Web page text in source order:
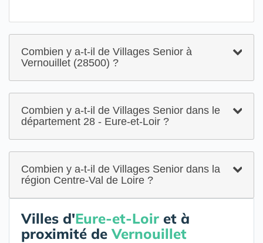
Combien y a-t-il de Villages Senior à
Vernouillet (28500) ?
Combien y a-t-il de Villages Senior dans le
département 28 - Eure-et-Loir ?
Combien y a-t-il de Villages Senior dans la
région Centre-Val de Loire ?
Villes d'Eure-et-Loir et à
proximité deVernouillet